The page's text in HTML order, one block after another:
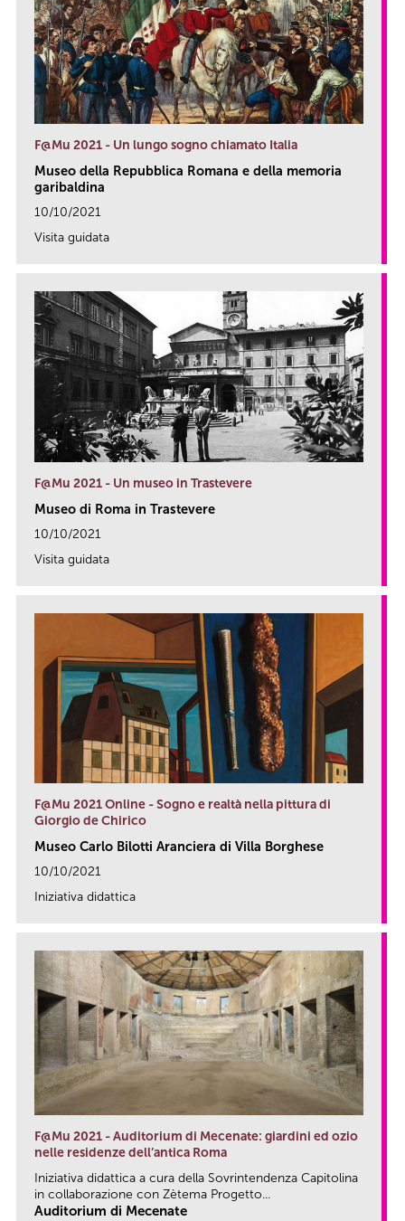
F@Mu 2021 - Un lungo sogno chiamato Italia
Museo della Repubblica Romana e della memoria
garibaldina
10/10/2021
Visita guidata
F@Mu 2021 - Un museo in Trastevere
Museo di Roma in Trastevere
10/10/2021
Visita guidata
F@Mu 2021 Online - Sogno e realtà nella pittura di
Giorgio de Chirico
Museo Carlo Bilotti Aranciera di Villa Borghese
10/10/2021
Iniziativa didattica
F@Mu 2021 - Auditorium di Mecenate: giardini ed ozio
nelle residenze dell’antica Roma
Iniziativa didattica a cura della Sovrintendenza Capitolina
in collaborazione con Zètema Progetto...
Auditorium di Mecenate